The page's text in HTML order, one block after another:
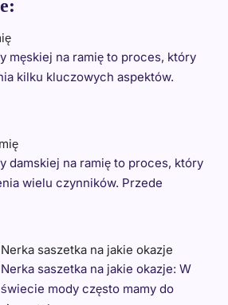
męskiej na ramię to proces, który
kilku kluczowych aspektów.
damskiej na ramię to proces, który
wielu czynników. Przede
Nerka saszetka na jakie okazje
Nerka saszetka na jakie okazje: W
świecie mody często mamy do